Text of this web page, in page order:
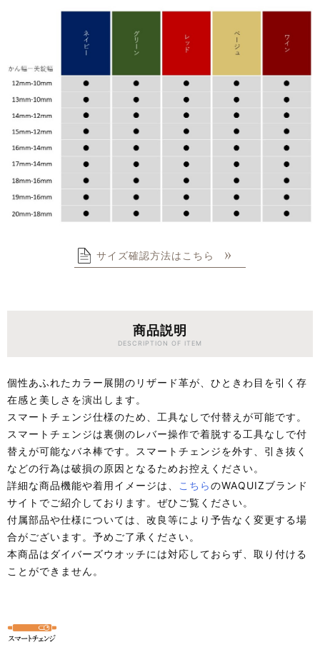
サイズ確認方法はこちら
商品説明
DESCRIPTION OF ITEM
個性あふれたカラー展開のリザード革が、ひときわ目を引く存
在感と美しさを演出します。
スマートチェンジ仕様のため、工具なしで付替えが可能です。
スマートチェンジは裏側のレバー操作で着脱する工具なしで付
替えが可能なバネ棒です。スマートチェンジを外す、引き抜く
などの行為は破損の原因となるためお控えください。
詳細な商品機能や着用イメージは、
こちらのWAQUIZブランド
サイトでご紹介しております。ぜひご覧ください。
付属部品や仕様については、改良等により予告なく変更する場
合がございます。予めご了承ください。
本商品はダイバーズウオッチには対応しておらず、取り付ける
ことができません。